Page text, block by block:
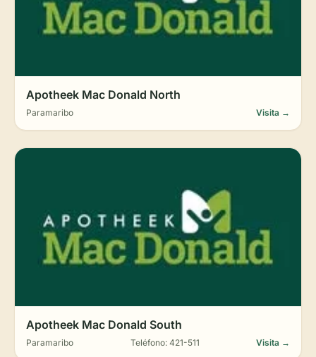
Apotheek Mac Donald North
Paramaribo Visita →
Apotheek Mac Donald South
Paramaribo Teléfono: 421-511 Visita →